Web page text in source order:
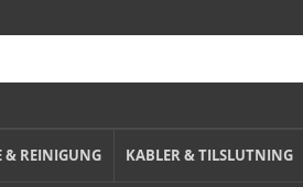
& REINIGUNG KABLER & TILSLUTNING